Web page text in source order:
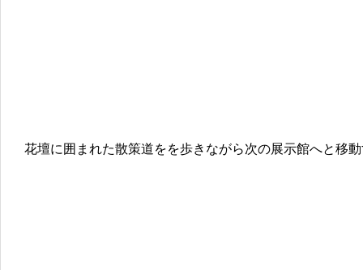
花壇に囲まれた散策道をを歩きながら次の展示館へと移